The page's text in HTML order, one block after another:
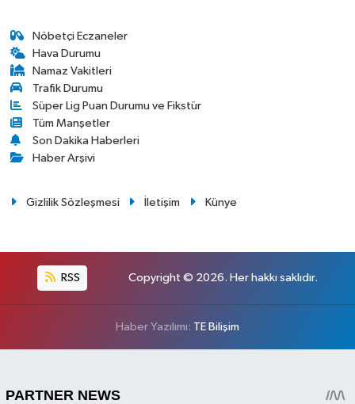
Nöbetçi Eczaneler
Hava Durumu
Namaz Vakitleri
Trafik Durumu
Süper Lig Puan Durumu ve Fikstür
Tüm Manşetler
Son Dakika Haberleri
Haber Arşivi
Gizlilik Sözleşmesi İletişim Künye
RSS Copyright © 2026. Her hakkı saklıdır.
Haber Yazılımı: TE Bilişim